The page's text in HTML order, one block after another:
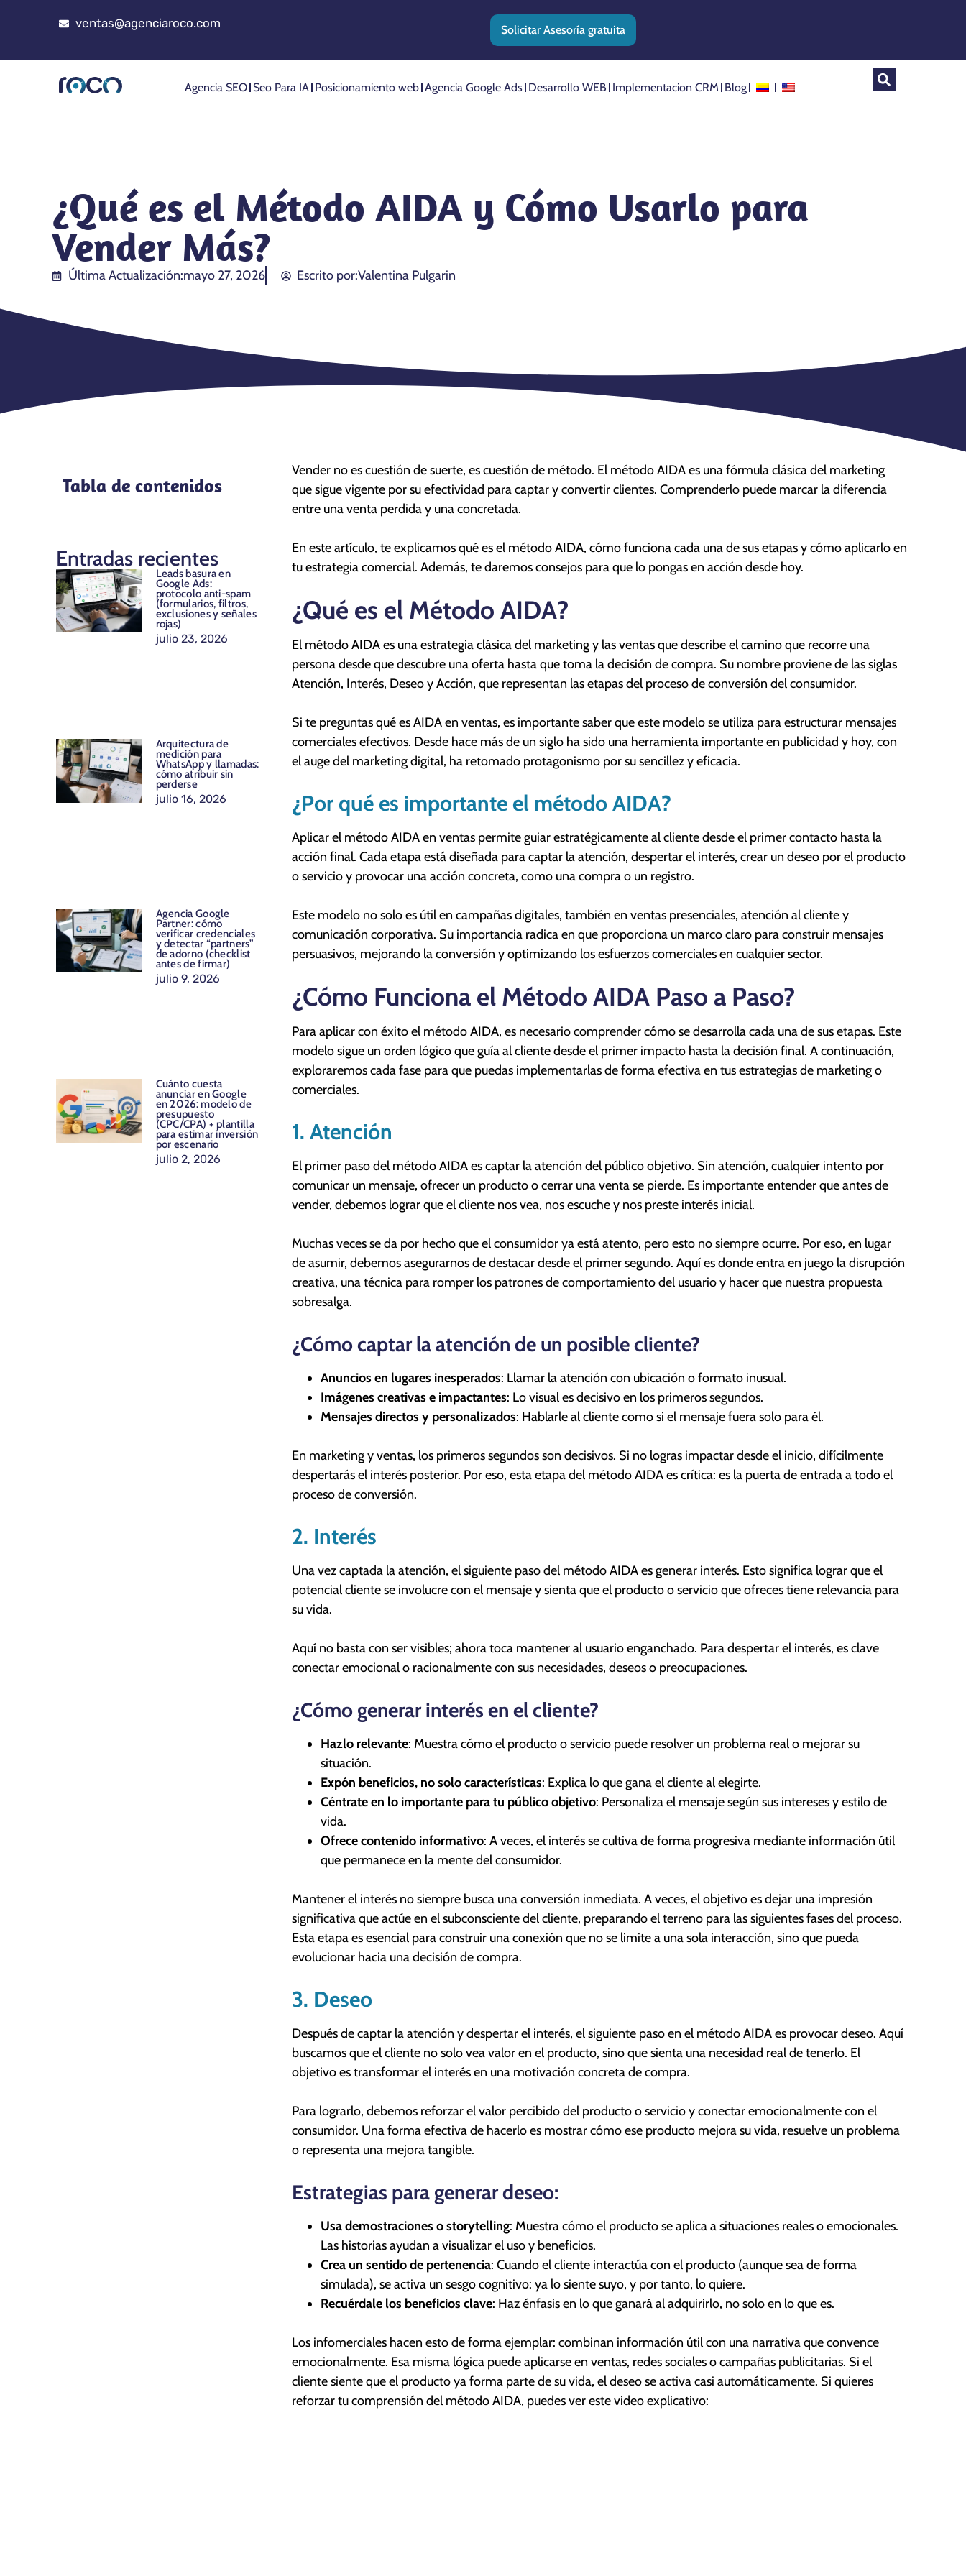
ventas@agenciaroco.com Solicitar Asesoría gratuita
Agencia SEO Seo Para IA Posicionamiento web Agencia Google Ads Desarrollo WEB Implementacion CRM Blog
¿Qué es el Método AIDA y Cómo Usarlo para
Vender Más?
Última Actualización:mayo 27, 2026 Escrito por:Valentina Pulgarin
Vender no es cuestión de suerte, es cuestión de método. El método AIDA es una fórmula clásica del marketing
que sigue vigente por su efectividad para captar y convertir clientes. Comprenderlo puede marcar la diferencia
entre una venta perdida y una concretada.
En este artículo, te explicamos qué es el método AIDA, cómo funciona cada una de sus etapas y cómo aplicarlo en
tu estrategia comercial. Además, te daremos consejos para que lo pongas en acción desde hoy.
¿Qué es el Método AIDA?
El método AIDA es una estrategia clásica del marketing y las ventas que describe el camino que recorre una
persona desde que descubre una oferta hasta que toma la decisión de compra. Su nombre proviene de las siglas
Atención, Interés, Deseo y Acción, que representan las etapas del proceso de conversión del consumidor.
Si te preguntas qué es AIDA en ventas, es importante saber que este modelo se utiliza para estructurar mensajes
comerciales efectivos. Desde hace más de un siglo ha sido una herramienta importante en publicidad y hoy, con
el auge del marketing digital, ha retomado protagonismo por su sencillez y eficacia.
¿Por qué es importante el método AIDA?
Aplicar el método AIDA en ventas permite guiar estratégicamente al cliente desde el primer contacto hasta la
acción final. Cada etapa está diseñada para captar la atención, despertar el interés, crear un deseo por el producto
o servicio y provocar una acción concreta, como una compra o un registro.
Este modelo no solo es útil en campañas digitales, también en ventas presenciales, atención al cliente y
comunicación corporativa. Su importancia radica en que proporciona un marco claro para construir mensajes
persuasivos, mejorando la conversión y optimizando los esfuerzos comerciales en cualquier sector.
¿Cómo Funciona el Método AIDA Paso a Paso?
Para aplicar con éxito el método AIDA, es necesario comprender cómo se desarrolla cada una de sus etapas. Este
modelo sigue un orden lógico que guía al cliente desde el primer impacto hasta la decisión final. A continuación,
exploraremos cada fase para que puedas implementarlas de forma efectiva en tus estrategias de marketing o
comerciales.
1. Atención
El primer paso del método AIDA es captar la atención del público objetivo. Sin atención, cualquier intento por
comunicar un mensaje, ofrecer un producto o cerrar una venta se pierde. Es importante entender que antes de
vender, debemos lograr que el cliente nos vea, nos escuche y nos preste interés inicial.
Muchas veces se da por hecho que el consumidor ya está atento, pero esto no siempre ocurre. Por eso, en lugar
de asumir, debemos asegurarnos de destacar desde el primer segundo. Aquí es donde entra en juego la disrupción
creativa, una técnica para romper los patrones de comportamiento del usuario y hacer que nuestra propuesta
sobresalga.
¿Cómo captar la atención de un posible cliente?
Anuncios en lugares inesperados: Llamar la atención con ubicación o formato inusual.
Imágenes creativas e impactantes: Lo visual es decisivo en los primeros segundos.
Mensajes directos y personalizados: Hablarle al cliente como si el mensaje fuera solo para él.
En marketing y ventas, los primeros segundos son decisivos. Si no logras impactar desde el inicio, difícilmente
despertarás el interés posterior. Por eso, esta etapa del método AIDA es crítica: es la puerta de entrada a todo el
proceso de conversión.
2. Interés
Una vez captada la atención, el siguiente paso del método AIDA es generar interés. Esto significa lograr que el
potencial cliente se involucre con el mensaje y sienta que el producto o servicio que ofreces tiene relevancia para
su vida.
Aquí no basta con ser visibles; ahora toca mantener al usuario enganchado. Para despertar el interés, es clave
conectar emocional o racionalmente con sus necesidades, deseos o preocupaciones.
¿Cómo generar interés en el cliente?
Hazlo relevante: Muestra cómo el producto o servicio puede resolver un problema real o mejorar su
situación.
Expón beneficios, no solo características: Explica lo que gana el cliente al elegirte.
Céntrate en lo importante para tu público objetivo: Personaliza el mensaje según sus intereses y estilo de
vida.
Ofrece contenido informativo: A veces, el interés se cultiva de forma progresiva mediante información útil
que permanece en la mente del consumidor.
Mantener el interés no siempre busca una conversión inmediata. A veces, el objetivo es dejar una impresión
significativa que actúe en el subconsciente del cliente, preparando el terreno para las siguientes fases del proceso.
Esta etapa es esencial para construir una conexión que no se limite a una sola interacción, sino que pueda
evolucionar hacia una decisión de compra.
3. Deseo
Después de captar la atención y despertar el interés, el siguiente paso en el método AIDA es provocar deseo. Aquí
buscamos que el cliente no solo vea valor en el producto, sino que sienta una necesidad real de tenerlo. El
objetivo es transformar el interés en una motivación concreta de compra.
Para lograrlo, debemos reforzar el valor percibido del producto o servicio y conectar emocionalmente con el
consumidor. Una forma efectiva de hacerlo es mostrar cómo ese producto mejora su vida, resuelve un problema
o representa una mejora tangible.
Estrategias para generar deseo:
Usa demostraciones o storytelling: Muestra cómo el producto se aplica a situaciones reales o emocionales.
Las historias ayudan a visualizar el uso y beneficios.
Crea un sentido de pertenencia: Cuando el cliente interactúa con el producto (aunque sea de forma
simulada), se activa un sesgo cognitivo: ya lo siente suyo, y por tanto, lo quiere.
Recuérdale los beneficios clave: Haz énfasis en lo que ganará al adquirirlo, no solo en lo que es.
Los infomerciales hacen esto de forma ejemplar: combinan información útil con una narrativa que convence
emocionalmente. Esa misma lógica puede aplicarse en ventas, redes sociales o campañas publicitarias. Si el
cliente siente que el producto ya forma parte de su vida, el deseo se activa casi automáticamente. Si quieres
reforzar tu comprensión del método AIDA, puedes ver este video explicativo:
Tabla de contenidos
Entradas recientes
Leads basura en
Google Ads:
protocolo anti-spam
(formularios, filtros,
exclusiones y señales
rojas)
julio 23, 2026
Arquitectura de
medición para
WhatsApp y llamadas:
cómo atribuir sin
perderse
julio 16, 2026
Agencia Google
Partner: cómo
verificar credenciales
y detectar “partners”
de adorno (checklist
antes de firmar)
julio 9, 2026
Cuánto cuesta
anunciar en Google
en 2026: modelo de
presupuesto
(CPC/CPA) + plantilla
para estimar inversión
por escenario
julio 2, 2026